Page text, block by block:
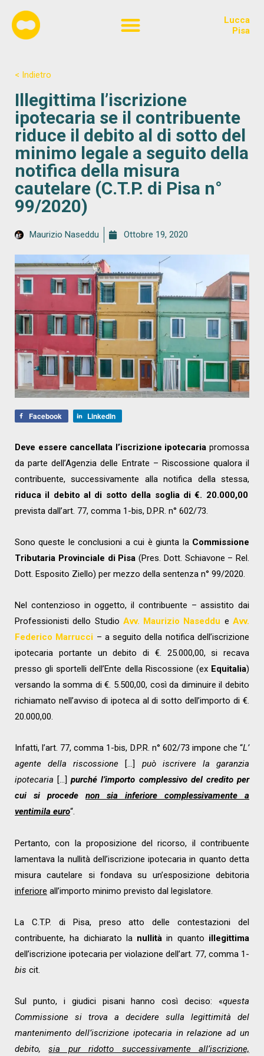
Lucca
Pisa
< Indietro
Illegittima l’iscrizione
ipotecaria se il contribuente
riduce il debito al di sotto del
minimo legale a seguito della
notifica della misura
cautelare (C.T.P. di Pisa n°
99/2020)
Maurizio Naseddu Ottobre 19, 2020
Facebook LinkedIn
Deve essere cancellata l’iscrizione ipotecaria promossa
da parte dell’Agenzia delle Entrate – Riscossione qualora il
contribuente, successivamente alla notifica della stessa,
riduca il debito al di sotto della soglia di €. 20.000,00
prevista dall’art. 77, comma 1-bis, D.P.R. n° 602/73.
Sono queste le conclusioni a cui è giunta laCommissione
Tributaria Provinciale di Pisa (Pres. Dott. Schiavone – Rel.
Dott. Esposito Ziello) per mezzo della sentenza n° 99/2020.
Nel contenzioso in oggetto, il contribuente – assistito dai
Professionisti dello Studio Avv. Maurizio Naseddu eAvv.
Federico Marrucci – a seguito della notifica dell’iscrizione
ipotecaria portante un debito di €. 25.000,00, si recava
presso gli sportelli dell’Ente della Riscossione (ex Equitalia)
versando la somma di €. 5.500,00, così da diminuire il debito
richiamato nell’avviso di ipoteca al di sotto dell’importo di €.
20.000,00.
Infatti, l’art. 77, comma 1-bis, D.P.R. n° 602/73 impone che “L’
agente della riscossione […] può iscrivere la garanzia
ipotecaria […]purché l’importo complessivo del credito per
cui si procede non sia inferiore complessivamente a
ventimila euro“.
Pertanto, con la proposizione del ricorso, il contribuente
lamentava la nullità dell’iscrizione ipotecaria in quanto detta
misura cautelare si fondava su un’esposizione debitoria
inferiore all’importo minimo previsto dal legislatore.
La C.T.P. di Pisa, preso atto delle contestazioni del
contribuente, ha dichiarato la nullità in quanto illegittima
dell’iscrizione ipotecaria per violazione dell’art. 77, comma 1-
bis cit.
Sul punto, i giudici pisani hanno così deciso: «questa
Commissione si trova a decidere sulla legittimità del
mantenimento dell’iscrizione ipotecaria in relazione ad un
debito,sia pur ridotto successivamente all’iscrizione,